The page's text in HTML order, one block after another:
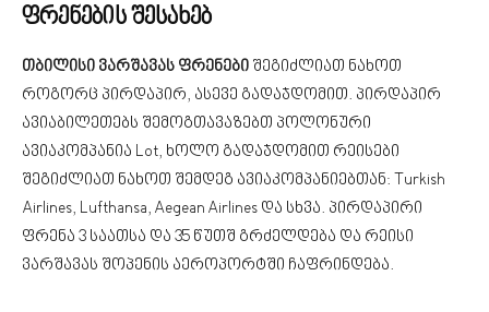
ფრენების შესახებ
თბილისი ვარშავას ფრენები შეგიძლიათ ნახოთ
როგორც პირდაპირ, ასევე გადაჯდომით. პირდაპირ
ავიაბილეთებს შემოგთავაზებთ პოლონური
ავიაკომპანია Lot, ხოლო გადაჯდომით რეისები
შეგიძლიათ ნახოთ შემდეგ ავიაკომპანიებთან: Turkish
Airlines, Lufthansa, Aegean Airlines და სხვა. პირდაპირი
ფრენა 3 საათსა და 35 წუთშ გრძელდება და რეისი
ვარშავას შოპენის აეროპორტში ჩაფრინდება.